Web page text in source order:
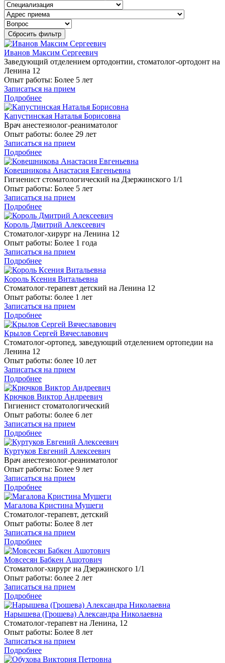
Сбросить фильтр
Иванов Максим Сергеевич
Заведующий отделением ортодонтии, стоматолог-ортодонт на
Ленина 12
Опыт работы: Более 5 лет
Записаться на прием
Подробнее
Капустинская Наталья Борисовна
Врач анестезиолог-реаниматолог
Опыт работы: более 29 лет
Записаться на прием
Подробнее
Ковешникова Анастасия Евгеньевна
Гигиенист стоматологический на Дзержинского 1/1
Опыт работы: Более 5 лет
Записаться на прием
Подробнее
Король Дмитрий Алексеевич
Стоматолог-хирург на Ленина 12
Опыт работы: Более 1 года
Записаться на прием
Подробнее
Король Ксения Витальевна
Стоматолог-терапевт детский на Ленина 12
Опыт работы: более 1 лет
Записаться на прием
Подробнее
Крылов Сергей Вячеславович
Стоматолог-ортопед, заведующий отделением ортопедии на
Ленина 12
Опыт работы: более 10 лет
Записаться на прием
Подробнее
Крючков Виктор Андреевич
Гигиенист стоматологический
Опыт работы: более 6 лет
Записаться на прием
Подробнее
Куртуков Евгений Алексеевич
Врач анестезиолог-реаниматолог
Опыт работы: Более 9 лет
Записаться на прием
Подробнее
Магалова Кристина Мушеги
Стоматолог-терапевт, детский
Опыт работы: Более 8 лет
Записаться на прием
Подробнее
Мовсесян Бабкен Ашотович
Стоматолог-хирург на Дзержинского 1/1
Опыт работы: более 2 лет
Записаться на прием
Подробнее
Нарышева (Грошева) Александра Николаевна
Стоматолог-терапевт на Ленина, 12
Опыт работы: Более 8 лет
Записаться на прием
Подробнее